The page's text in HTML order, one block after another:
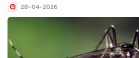
28-04-2026